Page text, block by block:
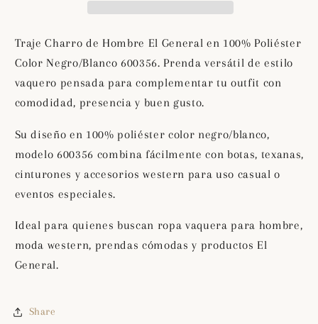
100%
Poliéster
Color
Negro/Blanco
600356
General
100%
Color
Negro/Blanco
600356
Traje Charro de Hombre El General en 100% Poliéster
Color Negro/Blanco 600356. Prenda versátil de estilo
vaquero pensada para complementar tu outfit con
comodidad, presencia y buen gusto.
Su diseño en 100% poliéster color negro/blanco,
modelo 600356 combina fácilmente con botas, texanas,
cinturones y accesorios western para uso casual o
eventos especiales.
Ideal para quienes buscan ropa vaquera para hombre,
moda western, prendas cómodas y productos El
General.
Share